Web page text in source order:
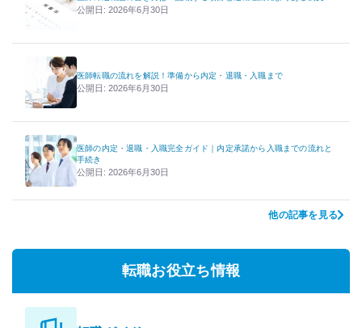
公開日: 2026年6月30日
医師転職の流れを解説！準備から内定・退職・入職まで
公開日: 2026年6月30日
医師の内定・退職・入職完全ガイド｜内定承諾から入職までの流れと
手続き
公開日: 2026年6月30日
他の記事を見る
転職お役立ち情報